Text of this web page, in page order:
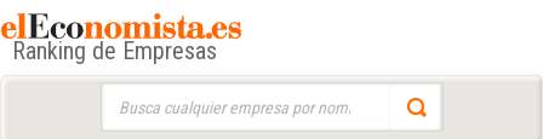
Ranking de Empresas